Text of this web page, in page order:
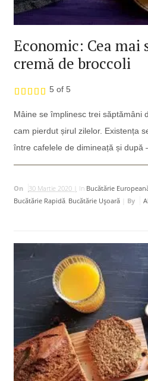
Economic: Cea mai
cremă de broccoli
5 of 5
Mâine se împlinesc trei săptămâni
cam pierdut șirul zilelor. Existența
între cafelele de dimineață și după
On 30 Martie 2020 | In Bucătărie
Bucătărie Rapidă, Bucătărie Uşoară| By